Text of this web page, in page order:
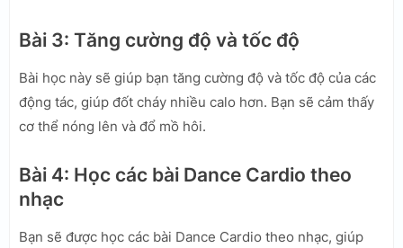
Bài 3: Tăng cường độ và tốc độ
Bài học này sẽ giúp bạn tăng cường độ và tốc độ của các
động tác, giúp đốt cháy nhiều calo hơn. Bạn sẽ cảm thấy
cơ thể nóng lên và đổ mồ hôi.
Bài 4: Học các bài Dance Cardio theo
nhạc
Bạn sẽ được học các bài Dance Cardio theo nhạc, giúp